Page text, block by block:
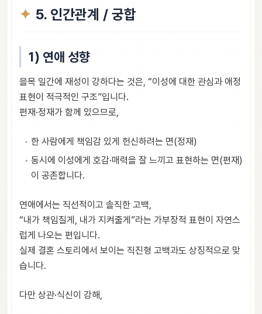
5. 인간관계 / 궁합
1) 연애 성향
을목 일간에 재성이 강하다는 것은, “이성에 대한 관심과 애정
표현이 적극적인 구조”입니다.
편재·정재가 함께 있으므로,
한 사람에게 책임감 있게 헌신하려는 면(정재)
동시에 이성에게 호감·매력을 잘 느끼고 표현하는 면(편재)
이 공존합니다.
연애에서는 직선적이고 솔직한 고백,
“내가 책임질게, 내가 지켜줄게”라는 가부장적 표현이 자연스
럽게 나오는 편입니다.
실제 결혼 스토리에서 보이는 직진형 고백과도 상징적으로 맞
습니다.
다만 상관·식신이 강해,